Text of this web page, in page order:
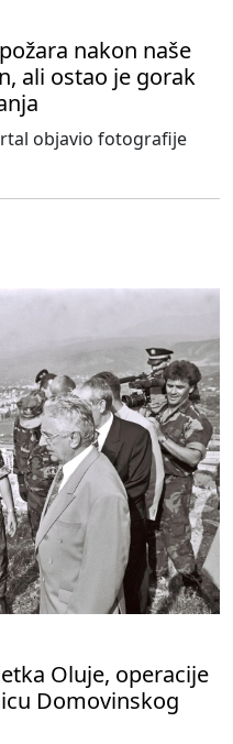
nakon naše
ali ostao je gorak
objavio fotografije
Oluje, operacije
Domovinskog